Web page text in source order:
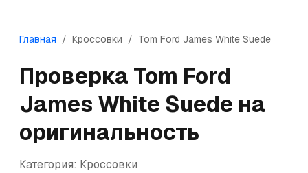
Главная / Кроссовки / Tom Ford James White Suede
Проверка Tom Ford
James White Suede на
оригинальность
Категория: Кроссовки